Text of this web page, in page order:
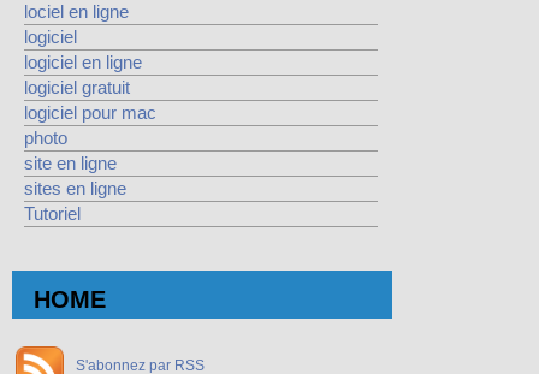
lociel en ligne
logiciel
logiciel en ligne
logiciel gratuit
logiciel pour mac
photo
site en ligne
sites en ligne
Tutoriel
HOME
S'abonnez par RSS